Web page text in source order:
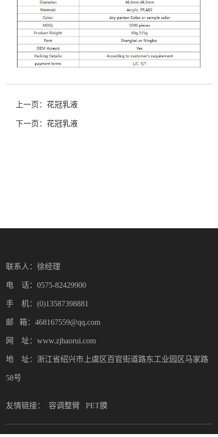
上一页： 花冠乳液
下一页： 花冠乳液
联系人：徐经理
电 话：0575-82429900
手 机：(0)13587398881
邮 箱：468167559@qq.com
网 址：www.zjhaorui.com
地 址：浙江省绍兴市上虞区百官街道路东工业园区马家路
58号
友情链接： 容调整臂 PET膜